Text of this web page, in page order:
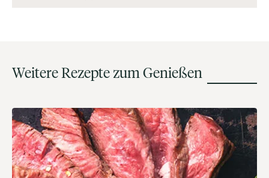
Weitere Rezepte zum Genießen